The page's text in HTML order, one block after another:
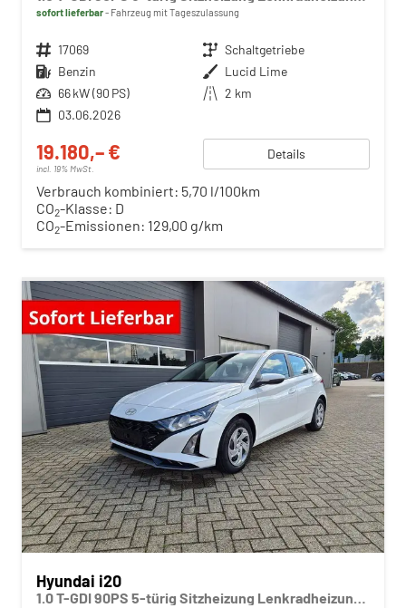
sofort lieferbar Fahrzeug mit Tageszulassung
Fahrzeugnr. 17069 Getriebe Schaltgetriebe
Kraftstoff Benzin Außenfarbe Lucid Lime
Leistung 66 kW (90 PS) Kilometerstand 2 km
03.06.2026
19.180,– €
incl. 19% MwSt.
Details
Verbrauch kombiniert: 5,70 l/100km
CO2-Klasse: D
CO2-Emissionen: 129,00 g/km
Hyundai i20
1.0 T-GDI 90PS 5-türig Sitzheizung Lenkradheizung Rückf.Kamera PDC Klima Apple CarPlay Android Auto Tempomat Touchscreen